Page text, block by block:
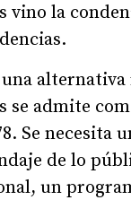
vino la
se admite
Se necesita
de lo
un